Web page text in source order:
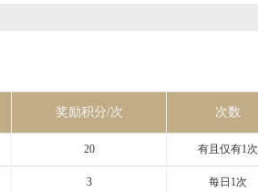
奖励积分/次 次数
20 有且仅有1次
3 每日1次